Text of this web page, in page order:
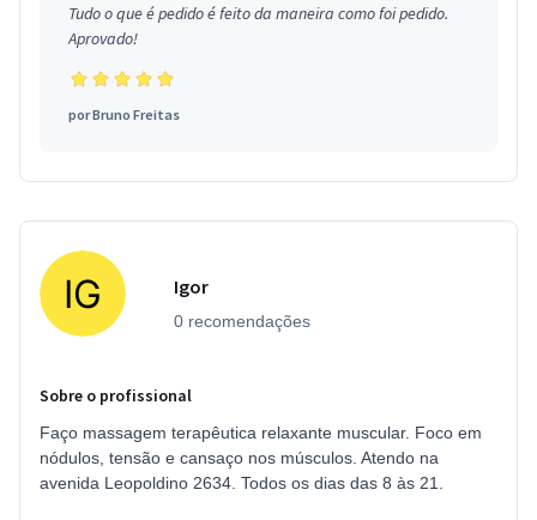
Tudo o que é pedido é feito da maneira como foi pedido.
Aprovado!
porBruno Freitas
Igor
0 recomendações
Sobre o profissional
Faço massagem terapêutica relaxante muscular. Foco em
nódulos, tensão e cansaço nos músculos. Atendo na
avenida Leopoldino 2634. Todos os dias das 8 às 21.